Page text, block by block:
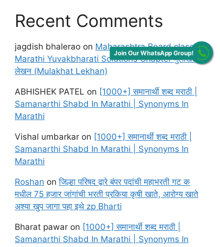
Recent Comments
jagdish bhalerao on Maharashtra Board class 12
Marathi Yuvakbharati Solutions Chapter मुलाखत
लेखन (Mulakhat Lekhan)
ABHISHEK PATEL on [1000+] समानार्थी शब्द मराठी |
Samanarthi Shabd In Marathi | Synonyms In
Marathi
Vishal umbarkar on [1000+] समानार्थी शब्द मराठी |
Samanarthi Shabd In Marathi | Synonyms In
Marathi
Roshan onजिल्हा परिषद द्वारे बंपर पदांची महाभरती गट क
मधील 75 हजार जांगांची भरती प्रकिया कृषी खाते, आरोग्य खाते
अश्या खुप जागा पहा इथे zp Bharti
Bharat pawar on [1000+] समानार्थी शब्द मराठी |
Samanarthi Shabd In Marathi | Synonyms In
Join Our WhatsApp Group!